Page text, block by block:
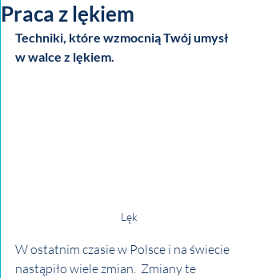
Praca z lękiem
Techniki, które wzmocnią Twój umysł
w walce z lękiem.
Lęk
W ostatnim czasie w Polsce i na świecie
nastąpiło wiele zmian.  Zmiany te